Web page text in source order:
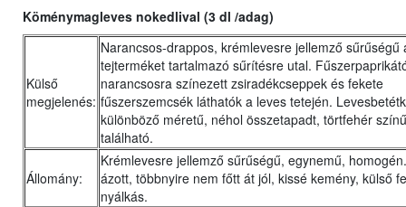
Köménymagleves nokedlival (3 dl /adag)
Külső
megjelenés:
Narancsos-drappos, krémlevesre jellemző sűrűségű
tejterméket tartalmazó sűrítésre utal.
narancsosra színezett zsiradékcseppek és fekete
fűszerszemcsék láthatók a leves tetején.
különböző méretű, néhol összetapadt, törtfehér
található.
Állomány:
Krémlevesre jellemző sűrűségű, egynemű,
ázott, többnyire nem főtt át jól, kissé kemény, külső
nyálkás.